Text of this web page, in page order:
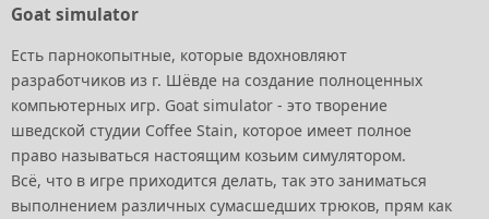
Goat simulator
Есть парнокопытные, которые вдохновляют
разработчиков из г. Шёвде на создание полноценных
компьютерных игр. Goat simulator - это творение
шведской студии Coffee Stain, которое имеет полное
право называться настоящим козьим симулятором.
Всё, что в игре приходится делать, так это заниматься
выполнением различных сумасшедших трюков, прям как